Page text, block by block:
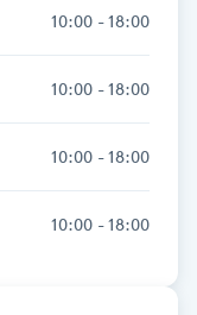
10:00 - 18:00
10:00 - 18:00
10:00 - 18:00
10:00 - 18:00